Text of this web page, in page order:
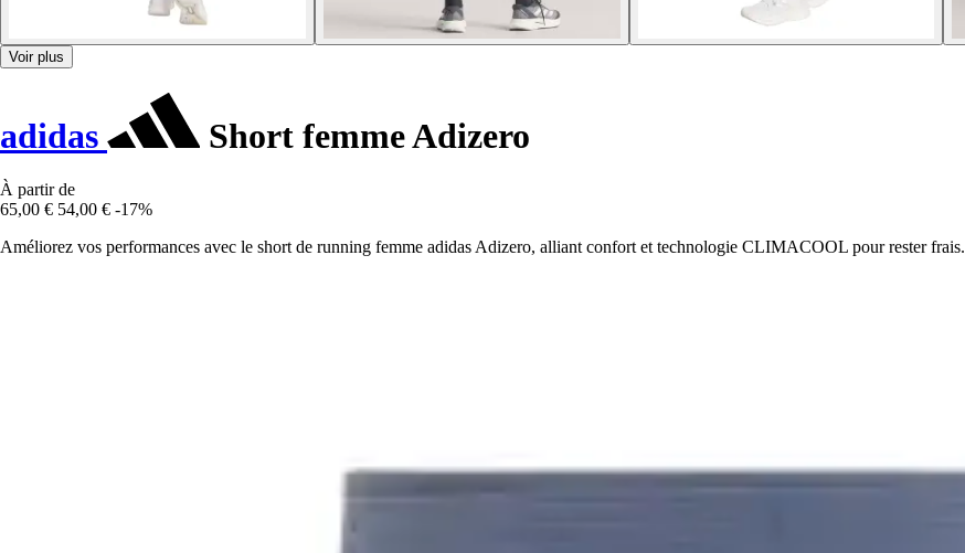
Voir plus
adidas Short femme Adizero
À partir de
65,00 € 54,00 € -17%
Améliorez vos performances avec le short de running femme adidas Adizero, alliant confort et technologie CLIMACOOL pour rester frais.